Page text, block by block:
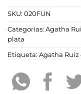
SKU: 020FUN
Categorías: Agatha
plata
Etiqueta: Agatha Ruiz